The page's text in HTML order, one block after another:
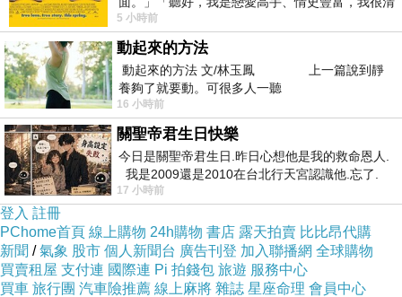
集結本日的觀鳥圖，先請AI繪製了賞鳥圖，接下來請賞
圖。
楚這種感覺，你我之間的那種感覺，現
5 小時前
動起來的方法
動起來的方法 文/林玉鳳 上一篇說到靜
養夠了就要動。可很多人一聽
16 小時前
關聖帝君生日快樂
今日是關聖帝君生日.昨日心想他是我的救命恩人.
我是2009還是2010在台北行天宮認識他.忘了.
一個奇摩交友的網友學
17 小時前
登入 註冊
PChome首頁 線上購物 24h購物 書店 露天拍賣 比比昂代購
新聞 /氣象 股市 個人新聞台 廣告刊登 加入聯播網 全球購物
買賣租屋 支付連 國際連 Pi 拍錢包 旅遊 服務中心
買車 旅行團 汽車險推薦 線上麻將 雜誌 星座命理 會員中心